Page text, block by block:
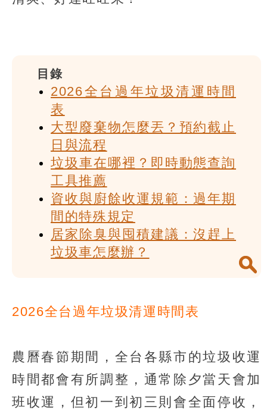
目錄
2026全台過年垃圾清運時間
表
大型廢棄物怎麼丟？預約截止
日與流程
垃圾車在哪裡？即時動態查詢
工具推薦
資收與廚餘收運規範：過年期
間的特殊規定
居家除臭與囤積建議：沒趕上
垃圾車怎麼辦？
2026全台過年垃圾清運時間表
農曆春節期間，全台各縣市的垃圾收運
時間都會有所調整，通常除夕當天會加
班收運，但初一到初三則會全面停收，